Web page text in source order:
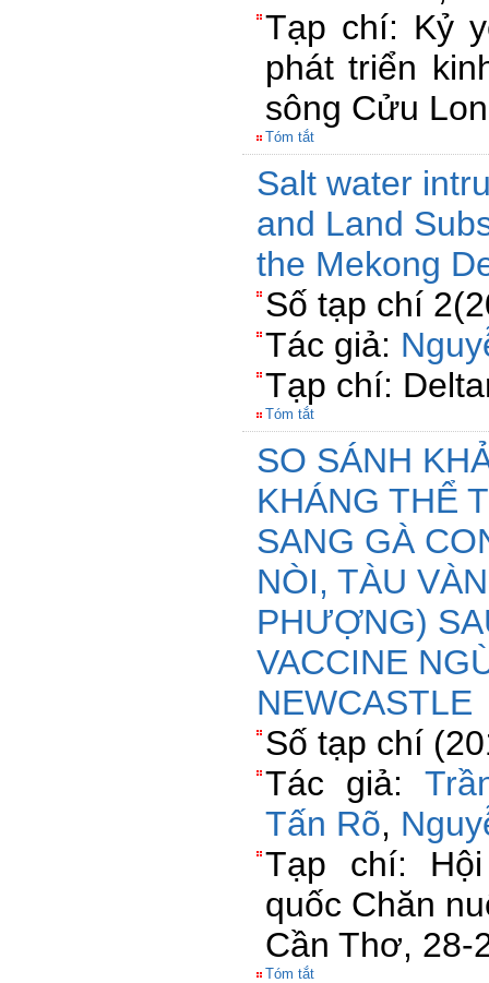
Tạp chí: Kỷ
phát triển
sông Cửu
Tóm tắt
Salt water
and Land
the Mekong
Số tạp chí
Tác giả:
Tạp chí:
Tóm tắt
SO SÁNH
KHÁNG THỂ
SANG GÀ
NÒI, TÀU
PHƯỢNG)
VACCINE
NEWCASTLE
Số tạp chí
Tác giả:
Tấn Rõ,
Tạp chí:
quốc Chăn
Cần Thơ, 28-
Tóm tắt